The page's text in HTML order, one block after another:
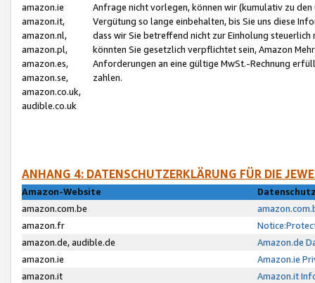
amazon.ie
amazon.it,
amazon.nl,
amazon.pl,
amazon.es,
amazon.se,
amazon.co.uk,
audible.co.uk
Anfrage nicht vorlegen, können wir (kumulativ zu
Vergütung so lange einbehalten, bis Sie uns diese
dass wir Sie betreffend nicht zur Einholung
könnten Sie gesetzlich verpflichtet sein, Amazon
Anforderungen an eine gültige MwSt.-Rechnung
zahlen.
ANHANG 4: DATENSCHUTZERKLÄRUNG FÜR DIE
Amazon-Website
amazon.com.be
amazon.fr
amazon.de, audible.de
Amazon.de
amazon.ie
Amazon.ie
amazon.it
Amazon.it